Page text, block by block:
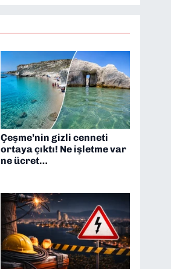
Çeşme’nin gizli cenneti
ortaya çıktı! Ne işletme var
ne ücret…